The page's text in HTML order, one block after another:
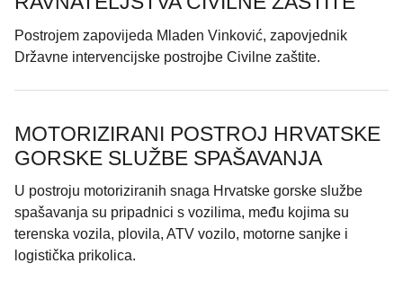
Postrojem zapovijeda Mladen Vinković, zapovjednik
Državne intervencijske postrojbe Civilne zaštite.
MOTORIZIRANI POSTROJ HRVATSKE
GORSKE SLUŽBE SPAŠAVANJA
U postroju motoriziranih snaga Hrvatske gorske službe
spašavanja su pripadnici s vozilima, među kojima su
terenska vozila, plovila, ATV vozilo, motorne sanjke i
logistička prikolica.